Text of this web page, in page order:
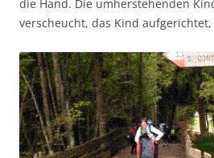
die Hand. Die umherstehenden
verscheucht, das Kind